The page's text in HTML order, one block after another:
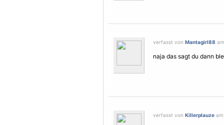
verfasst von Mantagirl88
naja das sagt du dann
verfasst von Killerplauze